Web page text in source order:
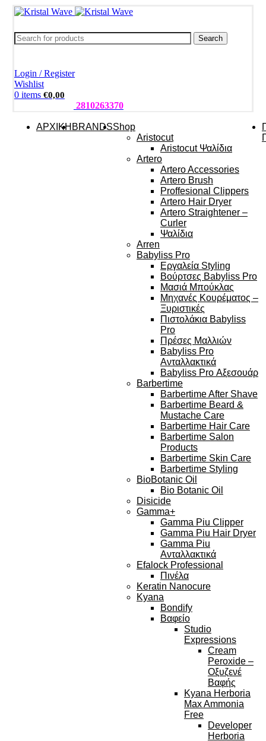
Search
Login / Register
Wishlist
0 items €0,00
2810263370
ΑΡΧΙΚΗ BRANDSShop
Aristocut
Aristocut Ψαλίδια
Artero
Artero Accessories
Artero Brush
Proffesional Clippers
Artero Hair Dryer
Artero Straightener –
Curler
Ψαλίδια
Arren
Babyliss Pro
Εργαλεία Styling
Βούρτσες Babyliss Pro
Μασιά Μπούκλας
Μηχανές Κουρέματος –
Ξυριστικές
Πιστολάκια Babyliss
Pro
Πρέσες Μαλλιών
Babyliss Pro
Ανταλλακτικά
Babyliss Pro Αξεσουάρ
Barbertime
Barbertime After Shave
Barbertime Beard &
Mustache Care
Barbertime Hair Care
Barbertime Salon
Products
Barbertime Skin Care
Barbertime Styling
BioBotanic Oil
Bio Botanic Oil
Disicide
Gamma+
Gamma Piu Clipper
Gamma Piu Hair Dryer
Gamma Piu
Ανταλλακτικά
Efalock Professional
Πινέλα
Keratin Nanocure
Kyana
Bondify
Βαφείο
Studio
Expressions
Cream
Peroxide –
Οξυζενέ
Βαφής
Kyana Herboria
Max Ammonia
Free
Developer
Herboria